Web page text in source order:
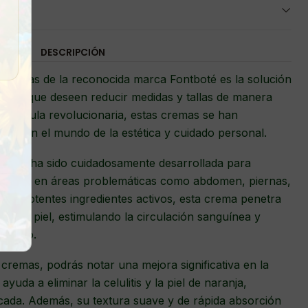
DESCRIPCIÓN
de la reconocida marca Fontboté es la solución
que deseen reducir medidas y tallas de manera
revolucionaria, estas cremas se han
en el mundo de la estética y cuidado personal.
ha sido cuidadosamente desarrollada para
en áreas problemáticas como abdomen, piernas,
potentes ingredientes activos, esta crema penetra
la piel, estimulando la circulación sanguínea y
podrás notar una mejora significativa en la
a eliminar la celulitis y la piel de naranja,
Además, su textura suave y de rápida absorción